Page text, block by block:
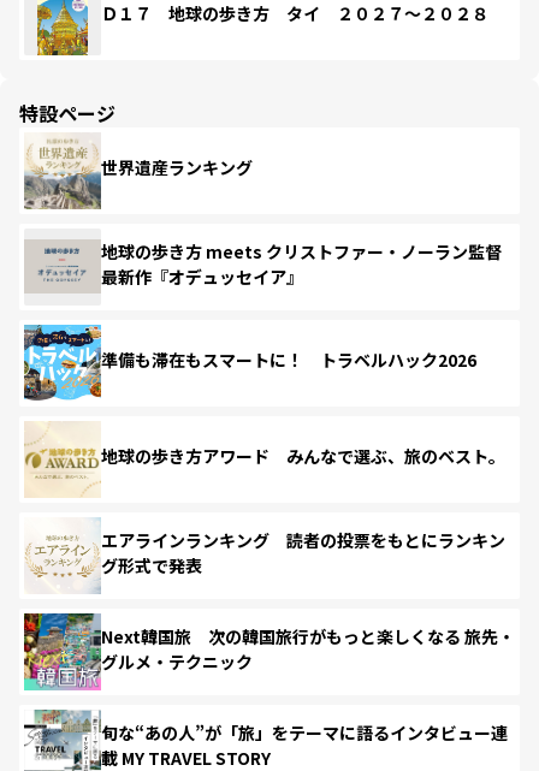
Ｄ１７ 地球の歩き方 タイ ２０２７～２０２８
特設ページ
世界遺産ランキング
地球の歩き方 meets クリストファー・ノーラン監督
最新作『オデュッセイア』
準備も滞在もスマートに！ トラベルハック2026
地球の歩き方アワード みんなで選ぶ、旅のベスト。
エアラインランキング 読者の投票をもとにランキン
グ形式で発表
Next韓国旅 次の韓国旅行がもっと楽しくなる 旅先・
グルメ・テクニック
旬な“あの人”が「旅」をテーマに語るインタビュー連
載 MY TRAVEL STORY